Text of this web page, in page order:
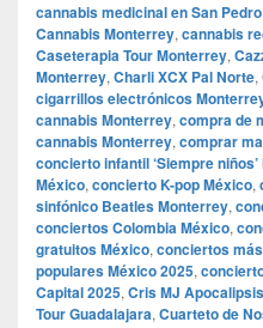
cannabis medicinal en San Pedro
Cannabis Monterrey, cannabis
Caseterapia Tour Monterrey,
Monterrey, Charli XCX Pal Norte,
cigarrillos electrónicos
cannabis Monterrey, compra de
cannabis Monterrey, comprar
concierto infantil ‘Siempre
México, concierto K-pop México,
sinfónico Beatles Monterrey,
conciertos Colombia México,
gratuitos México, conciertos
populares México 2025,
Capital 2025, Cris MJ
Tour Guadalajara, Cuarteto de